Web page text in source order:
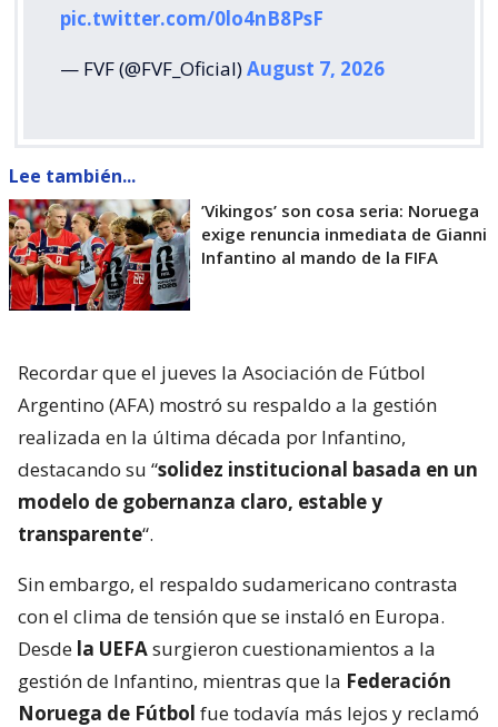
pic.twitter.com/0lo4nB8PsF
— FVF (@FVF_Oficial)August 7, 2026
Lee también...
’Vikingos’ son cosa seria: Noruega
exige renuncia inmediata de Gianni
Infantino al mando de la FIFA
Recordar que el jueves la Asociación de Fútbol
Argentino (AFA) mostró su respaldo a la gestión
realizada en la última década por Infantino,
destacando su “solidez institucional basada en un
modelo de gobernanza claro, estable y
transparente“.
Sin embargo, el respaldo sudamericano contrasta
con el clima de tensión que se instaló en Europa.
Desde la UEFAsurgieron cuestionamientos a la
gestión de Infantino, mientras que la Federación
Noruega de Fútbol fue todavía más lejos y reclamó